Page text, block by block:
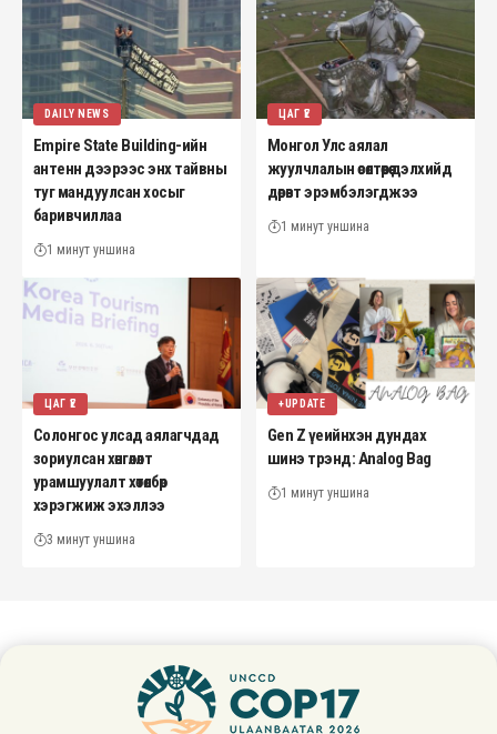
DAILY NEWS
Empire State Building-ийн
антенн дээрээс энх тайвны
туг мандуулсан хосыг
баривчиллаа
1 минут уншина
ЦАГ ҮЕ
Монгол Улс аялал
жуулчлалын өсөлтөөрөө дэлхийд
дөрөвт эрэмбэлэгджээ
1 минут уншина
ЦАГ ҮЕ
Солонгос улсад аялагчдад
зориулсан хөнгөлөлт
урамшуулалт хөтөлбөр
хэрэгжиж эхэллээ
3 минут уншина
+UPDATE
Gen Z үеийнхэн дундах
шинэ трэнд: Analog Bag
1 минут уншина